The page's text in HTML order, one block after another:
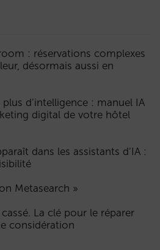
: réservations complexes
désormais aussi en
d’intelligence : manuel IA
digital de votre hôtel
dans les assistants d’IA :
Metasearch »
La clé pour le réparer
considération